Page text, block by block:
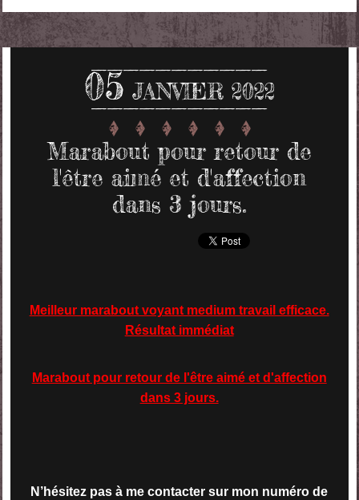
05 JANVIER 2022
Marabout pour retour de
l'être aimé et d'affection
dans 3 jours.
Meilleur marabout voyant medium travail efficace.
Résultat immédiat
Marabout pour retour de l'être aimé et d'affection
dans 3 jours.
N’hésitez pas à me contacter sur mon numéro de